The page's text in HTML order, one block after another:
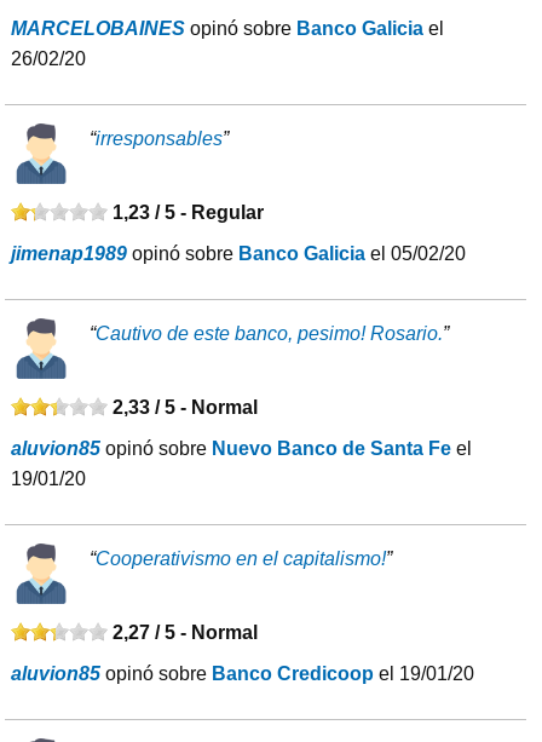
MARCELOBAINES opinó sobre Banco Galicia el
26/02/20
“irresponsables”
1,23 / 5 - Regular
jimenap1989 opinó sobre Banco Galicia el 05/02/20
“Cautivo de este banco, pesimo! Rosario.”
2,33 / 5 - Normal
aluvion85 opinó sobre Nuevo Banco de Santa Fe el
19/01/20
“Cooperativismo en el capitalismo!”
2,27 / 5 - Normal
aluvion85 opinó sobre Banco Credicoop el 19/01/20